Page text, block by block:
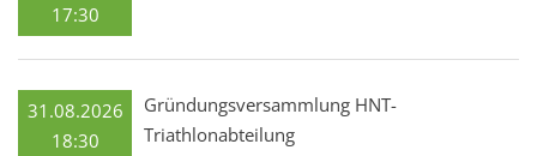
17:30
31.08.2026
18:30
Gründungsversammlung HNT-
Triathlonabteilung